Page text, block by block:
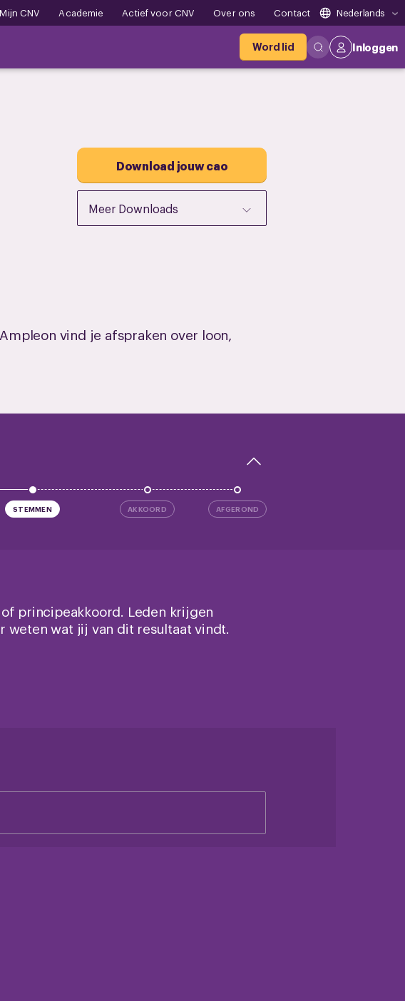
Mijn CNV Academie Actief voor CNV Over ons Contact Nederlands
Word lid Inloggen
Download jouw cao
Meer Downloads
vind je afspraken over loon,
STEMMEN AKKOORD AFGEROND
principeakkoord. Leden krijgen
weten wat jij van dit resultaat vindt.